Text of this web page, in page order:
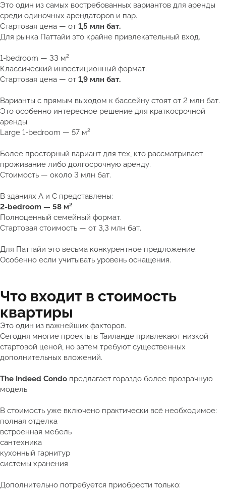
Это один из самых востребованных вариантов для аренды
среди одиночных арендаторов и пар.
Стартовая цена — от 1,5 млн бат.
Для рынка Паттайи это крайне привлекательный вход.
1-bedroom — 33 м²
Классический инвестиционный формат.
Стартовая цена — от 1,9 млн бат.
Варианты с прямым выходом к бассейну стоят от 2 млн бат.
Это особенно интересное решение для краткосрочной
аренды.
Large 1-bedroom — 57 м²
Более просторный вариант для тех, кто рассматривает
проживание либо долгосрочную аренду.
Стоимость — около 3 млн бат.
В зданиях A и C представлены:
2-bedroom — 58 м²
Полноценный семейный формат.
Стартовая стоимость — от 3,3 млн бат.
Для Паттайи это весьма конкурентное предложение.
Особенно если учитывать уровень оснащения.
Что входит в стоимость
квартиры
Это один из важнейших факторов.
Сегодня многие проекты в Таиланде привлекают низкой
стартовой ценой, но затем требуют существенных
дополнительных вложений.
The Indeed Condo предлагает гораздо более прозрачную
модель.
В стоимость уже включено практически всё необходимое:
полная отделка
встроенная мебель
сантехника
кухонный гарнитур
системы хранения
Дополнительно потребуется приобрести только: